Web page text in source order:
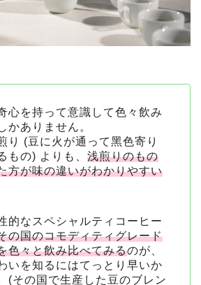
⼼を持って意識して色々飲み
かありません。
り (⾖に⽕が通って⿊色寄り
もの) よりも、 浅煎りのもの
方が味の違いがわかりやすい
的なスペシャルティコーヒー
の国のコモディティグレード
⾊々と飲み比べてみるのが、
いを知るにはてっとり早いか
(その国で⽣産した⾖のブレン